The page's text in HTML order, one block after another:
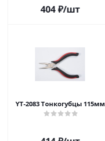
404₽/шт
YT-2083 Тонкогубцы 115мм